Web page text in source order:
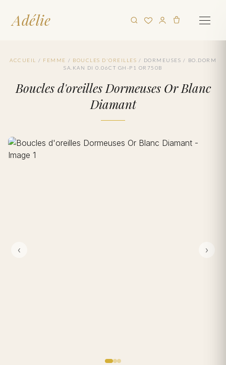
Adélie
ACCUEIL / FEMME / BOUCLES D'OREILLES / DORMEUSES / BO.DORM
SA.KAN DI 0.06CT GH-P1 OR750B
Boucles d'oreilles Dormeuses Or Blanc
Diamant
‹ ›